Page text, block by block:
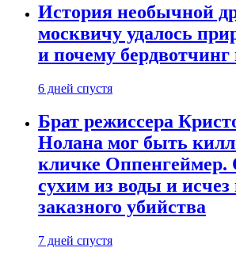
История необычной
москвичу удалось
и почему бердвотчинг
6 дней спустя
Брат режиссера
Нолана мог быть
кличке
сухим из воды и исчез
заказного убийства
7 дней спустя